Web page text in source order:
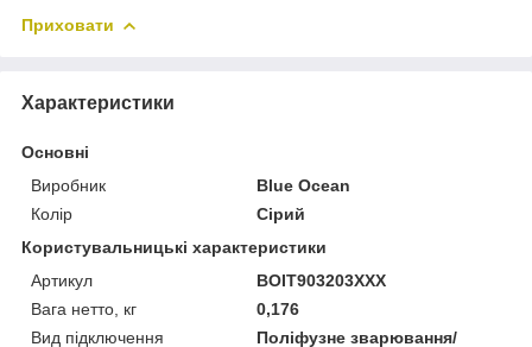
Приховати
Характеристики
Основні
Виробник
Blue Ocean
Колір
Сірий
Користувальницькі характеристики
Артикул
BOIT903203XXX
Вага нетто, кг
0,176
Вид підключення
Поліфузне зварювання/